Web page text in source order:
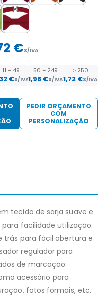
€S/IVA
11 – 49
€S/IVA
50 – 249
1,98 €S/IVA
≥ 250
1,72 €S/IVA
PEDIR ORÇAMENTO
COM
PERSONALIZAÇÃO
tecido de sarja suave e
facilidade utilização.
trás para fácil abertura e
regulador para
de marcação:
acessório para
fatos formais, etc.